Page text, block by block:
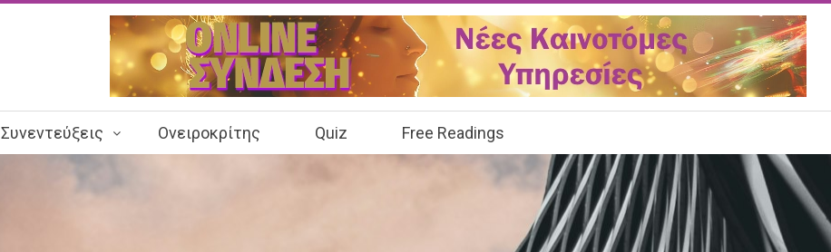
Συνεντεύξεις Ονειροκρίτης Quiz Free Readings